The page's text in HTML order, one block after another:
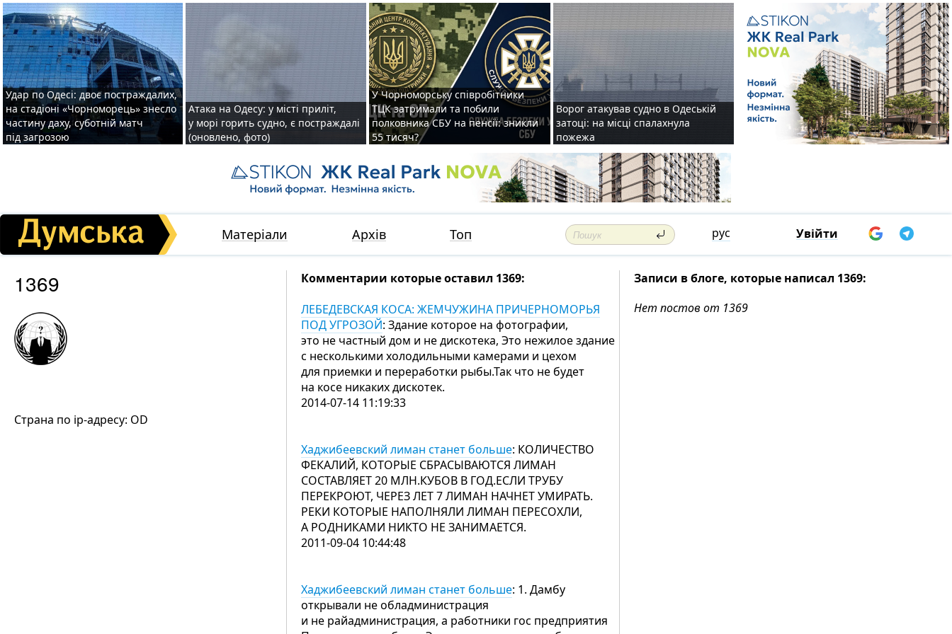
Удар по Одесі: двоє постраждалих,
на стадіоні «Чорноморець» знесло
частину даху, суботній матч
під загрозою
Атака на Одесу: у місті приліт,
у морі горить судно, є постраждалі
(оновлено, фото)
У Чорноморську співробітники
ТЦК затримали та побили
полковника СБУ на пенсії: зникли
55 тисяч?
Ворог атакував судно в Одеській
затоці: на місці спалахнула
пожежа
Матеріали Архів Топ рус Увійти
1369
Страна по ip-адресу: OD
Комментарии которые оставил 1369:
ЛЕБЕДЕВСКАЯ КОСА: ЖЕМЧУЖИНА ПРИЧЕРНОМОРЬЯ
ПОД УГРОЗОЙ: Здание которое на фотографии,
это не частный дом и не дискотека, Это нежилое здание
с несколькими холодильными камерами и цехом
для приемки и переработки рыбы.Так что не будет
на косе никаких дискотек.
2014-07-14 11:19:33
Хаджибеевский лиман станет больше: КОЛИЧЕСТВО
ФЕКАЛИЙ, КОТОРЫЕ СБРАСЫВАЮТСЯ ЛИМАН
СОСТАВЛЯЕТ 20 МЛН.КУБОВ В ГОД.ЕСЛИ ТРУБУ
ПЕРЕКРОЮТ, ЧЕРЕЗ ЛЕТ 7 ЛИМАН НАЧНЕТ УМИРАТЬ.
РЕКИ КОТОРЫЕ НАПОЛНЯЛИ ЛИМАН ПЕРЕСОХЛИ,
А РОДНИКАМИ НИКТО НЕ ЗАНИМАЕТСЯ.
2011-09-04 10:44:48
Хаджибеевский лиман станет больше: 1. Дамбу
открывали не обладминистрация
и не райадминистрация, а работники гос предприятия
Записи в блоге, которые написал 1369:
Нет постов от 1369